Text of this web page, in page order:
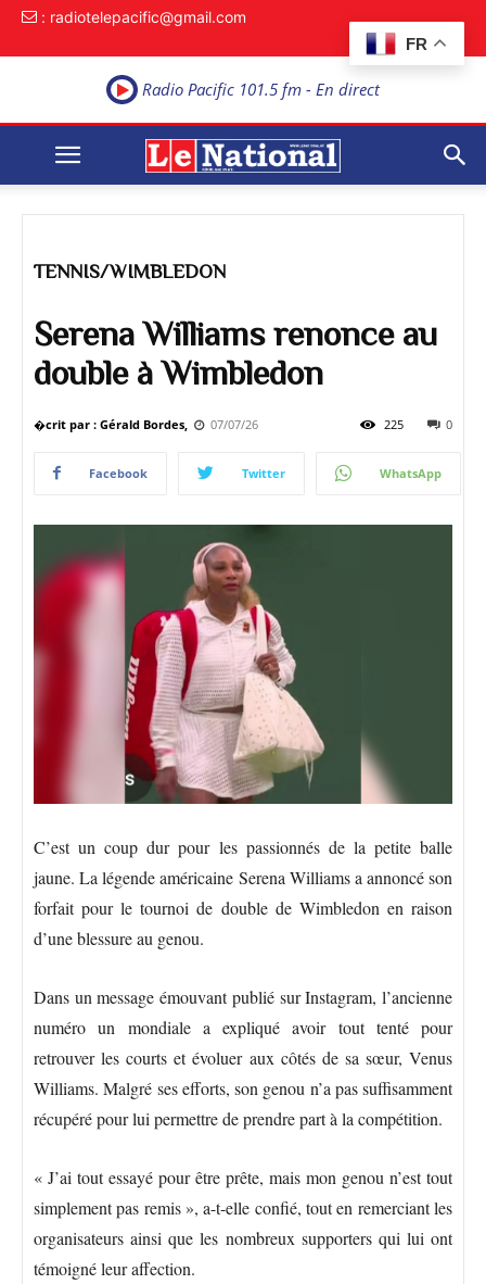
FR
: radiotelepacific@gmail.com
Radio Pacific 101.5 fm - En direct
TENNIS/WIMBLEDON
Serena Williams renonce au
double à Wimbledon
�crit par : Gérald Bordes, 07/07/26 0
225
Facebook Twitter WhatsApp
C’est un coup dur pour les passionnés de la petite balle
jaune. La légende américaine Serena Williams a annoncé son
forfait pour le tournoi de double de Wimbledon en raison
d’une blessure au genou.
Dans un message émouvant publié sur Instagram, l’ancienne
numéro un mondiale a expliqué avoir tout tenté pour
retrouver les courts et évoluer aux côtés de sa sœur, Venus
Williams. Malgré ses efforts, son genou n’a pas suffisamment
récupéré pour lui permettre de prendre part à la compétition.
« J’ai tout essayé pour être prête, mais mon genou n’est tout
simplement pas remis », a-t-elle confié, tout en remerciant les
organisateurs ainsi que les nombreux supporters qui lui ont
témoigné leur affection.